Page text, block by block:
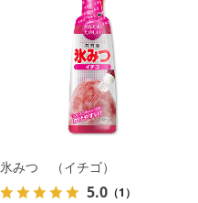
氷みつ （イチゴ）
5.0 （1）